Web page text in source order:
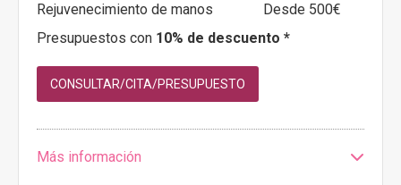
Rejuvenecimiento de manos
Desde 500€
Presupuestos con 10% de descuento *
CONSULTAR/CITA/PRESUPUESTO
Más información